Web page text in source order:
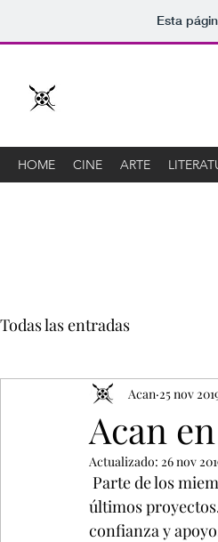
Esta
HOME CINE ARTE
Todas las entradas
Acan
Acan 25 nov
Actualizado: 26 nov
Parte de los
últimos
confianza y